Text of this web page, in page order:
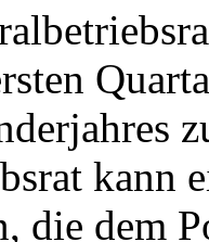
kann
die dem